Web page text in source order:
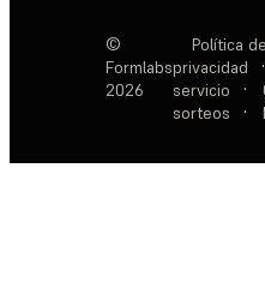
©
Formlabs
2026
Política de
privacidad
·
servicio
·
sorteos
·